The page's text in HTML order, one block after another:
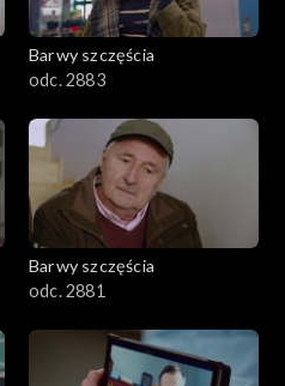
Barwy szczęścia
odc. 2883
Barwy szczęścia
odc. 2881